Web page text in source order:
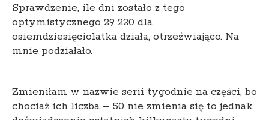
Sprawdzenie, ile dni zostało z tego
optymistycznego 29 220 dla
osiemdziesięciolatka działa, otrzeźwiająco. Na
mnie podziałało.
Zmieniłam w nazwie serii tygodnie na części, bo
chociaż ich liczba – 50 nie zmienia się to jednak